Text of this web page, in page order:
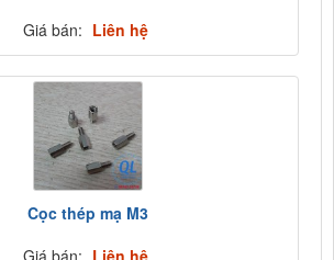
Giá bán: Liên hệ
Cọc thép mạ M3